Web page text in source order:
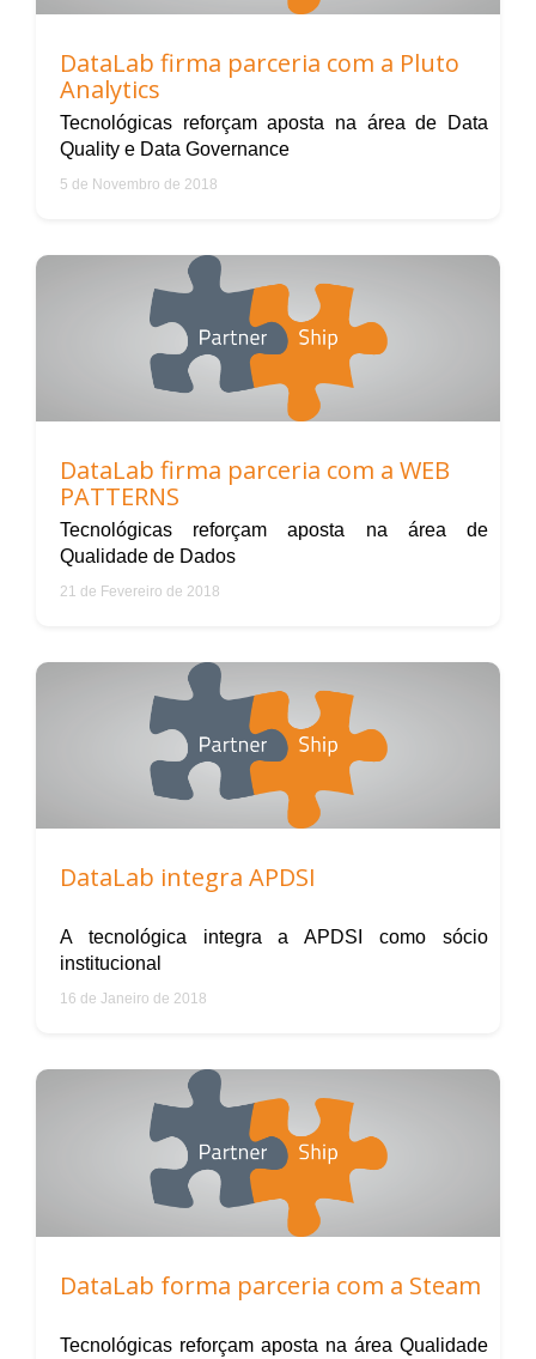
DataLab firma parceria com a Pluto
Analytics
Tecnológicas reforçam aposta na área de Data
Quality e Data Governance
5 de Novembro de 2018
DataLab firma parceria com a WEB
PATTERNS
Tecnológicas reforçam aposta na área de
Qualidade de Dados
21 de Fevereiro de 2018
DataLab integra APDSI
A tecnológica integra a APDSI como sócio
institucional
16 de Janeiro de 2018
DataLab forma parceria com a Steam
Tecnológicas reforçam aposta na área Qualidade